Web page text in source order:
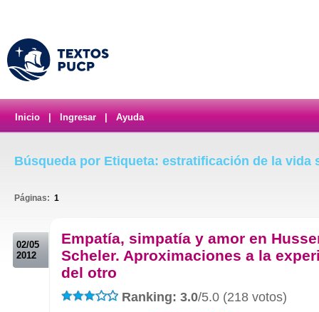
Inicio Ingresar Ayuda
Búsqueda por Etiqueta: estratificación de la vida
Páginas: 1
02/05
2012
Empatía, simpatía y amor en
Scheler. Aproximaciones a la
del otro
Ranking: 3.0/5.0 (218 votos)